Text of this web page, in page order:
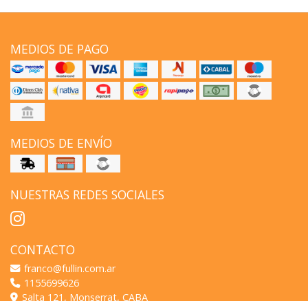
MEDIOS DE PAGO
MEDIOS DE ENVÍO
NUESTRAS REDES SOCIALES
CONTACTO
franco@fullin.com.ar
1155699626
Salta 121, Monserrat, CABA